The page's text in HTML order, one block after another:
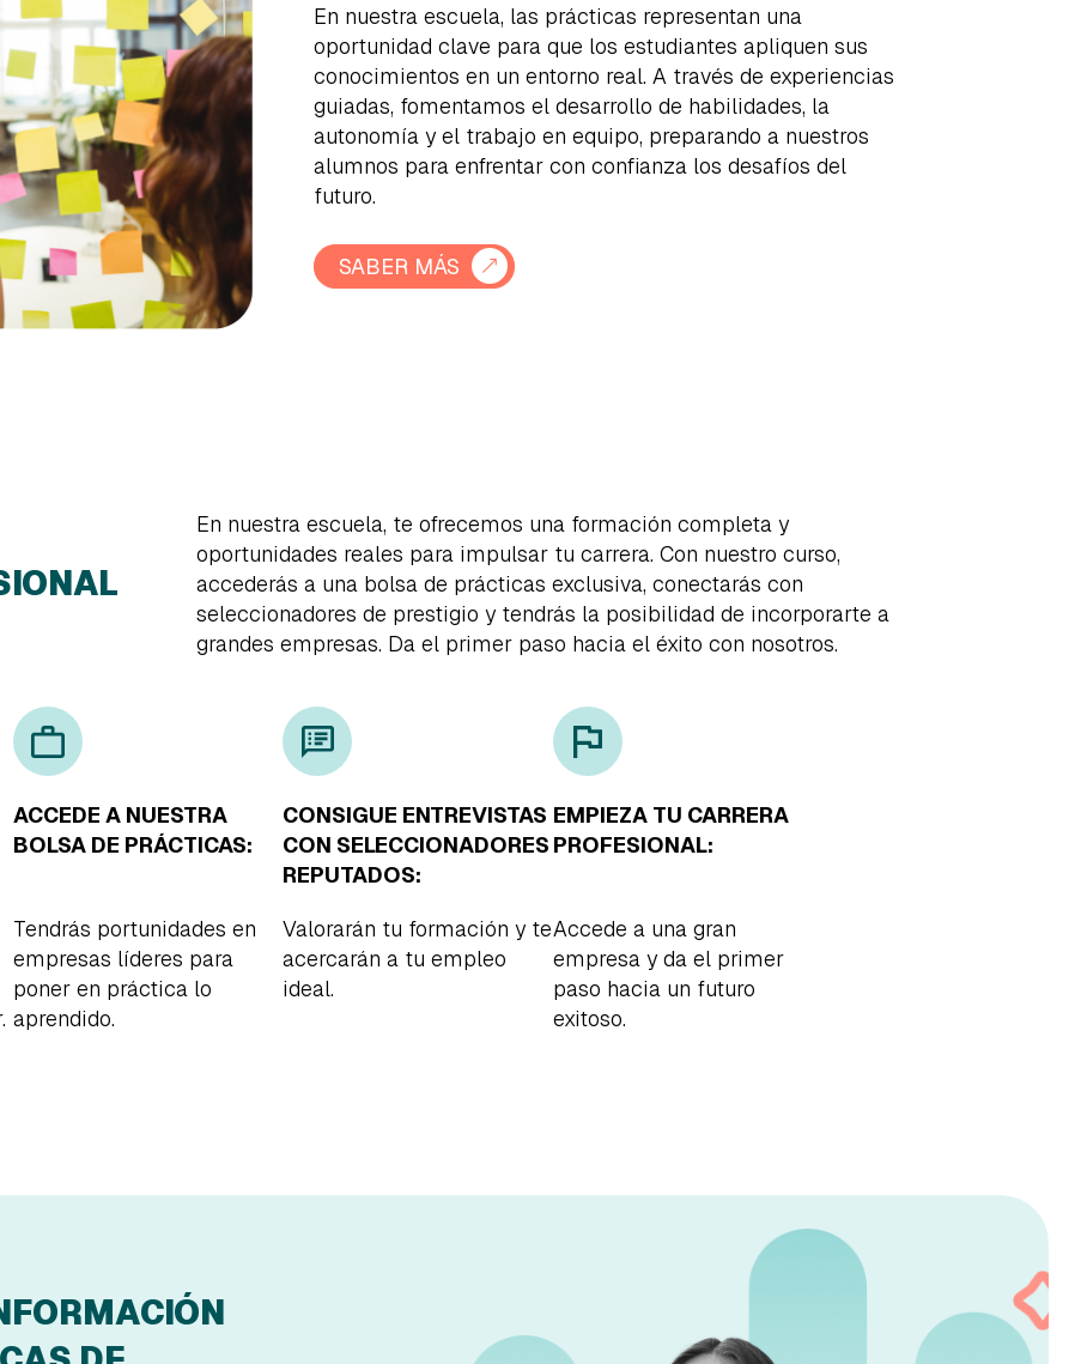
En nuestra escuela, las prácticas representan una
oportunidad clave para que los estudiantes apliquen sus
conocimientos en un entorno real. A través de experiencias
guiadas, fomentamos el desarrollo de habilidades, la
autonomía y el trabajo en equipo, preparando a nuestros
alumnos para enfrentar con confianza los desafíos del
futuro.
SABER MÁS
En nuestra escuela, te ofrecemos una formación completa y
oportunidades reales para impulsar tu carrera. Con nuestro curso,
accederás a una bolsa de prácticas exclusiva, conectarás con
seleccionadores de prestigio y tendrás la posibilidad de incorporarte a
grandes empresas. Da el primer paso hacia el éxito con nosotros.
ACCEDE A NUESTRA
BOLSA DE PRÁCTICAS:
Tendrás portunidades en
empresas líderes para
poner en práctica lo
aprendido.
CONSIGUE ENTREVISTAS
CON SELECCIONADORES
REPUTADOS:
Valorarán tu formación y te
acercarán a tu empleo
ideal.
EMPIEZA TU CARRERA
PROFESIONAL:
Accede a una gran
empresa y da el primer
paso hacia un futuro
exitoso.